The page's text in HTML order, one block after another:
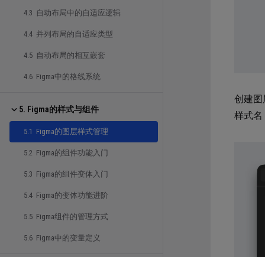
4.3 自动布局中的自适应逻辑
4.4 并列布局的自适应类型
4.5 自动布局的相互嵌套
4.6 Figma中的格线系统
5. Figma的样式与组件
5.1 Figma的图层样式管理
5.2 Figma的组件功能入门
5.3 Figma的组件变体入门
5.4 Figma的变体功能进阶
5.5 Figma组件的管理方式
5.6 Figma中的变量定义
创建图
样式名